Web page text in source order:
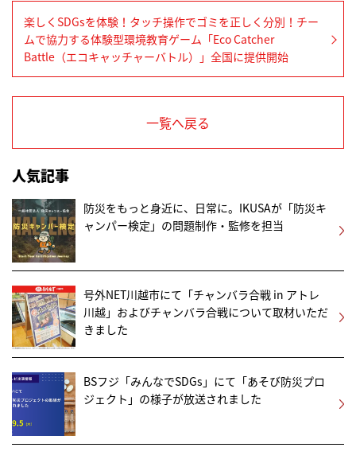
楽しくSDGsを体験！タッチ操作でゴミを正しく分別！チー
ムで協力する体験型環境教育ゲーム「Eco Catcher
Battle（エコキャッチャーバトル）」全国に提供開始
一覧へ戻る
人気記事
防災をもっと身近に、日常に。IKUSAが「防災キ
ャンパー検定」の問題制作・監修を担当
号外NET川越市にて「チャンバラ合戦 in アトレ
川越」およびチャンバラ合戦について取材いただ
きました
BSフジ「みんなでSDGs」にて「あそび防災プロ
ジェクト」の様子が放送されました